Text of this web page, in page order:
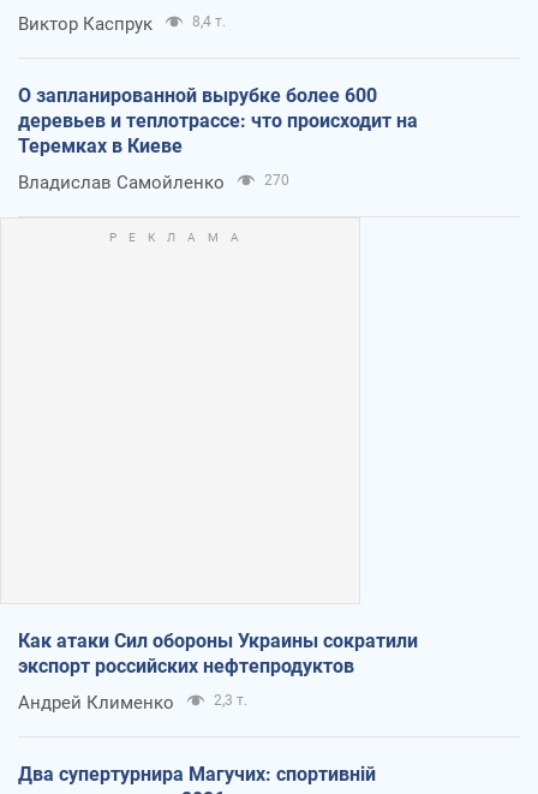
Виктор Каспрук 8,4 т.
О запланированной вырубке более 600
деревьев и теплотрассе: что происходит на
Теремках в Киеве
Владислав Самойленко 270
Как атаки Сил обороны Украины сократили
экспорт российских нефтепродуктов
Андрей Клименко 2,3 т.
Два супертурнира Магучих: спортивній